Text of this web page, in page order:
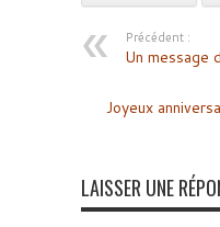
Précédent :
Un message
Joyeux
LAISSER UNE